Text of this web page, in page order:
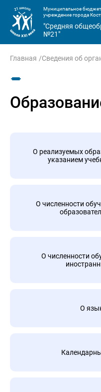
Муниципальное
учреждение города
"Средняя
№21"
Главная Сведения об
О реализуемых
указанием
О численности
О численности
О